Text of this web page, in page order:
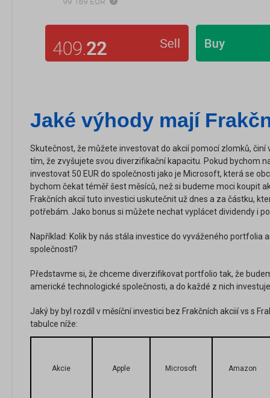
Jaké výhody mají
Skutečnost, že můžete investovat do akcií pomocí zlomků, činí
tím, že zvyšujete svou diverzifikační kapacitu. Pokud bychom
investovat 50 EUR do společnosti jako je Microsoft, která se
bychom čekat téměř šest měsíců, než si budeme moci koupit
Frakčních akcií tuto investici uskutečnit už dnes a za částku,
potřebám. Jako bonus si můžete nechat vyplácet dividendy i
Například: Kolik by nás stála investice do vyváženého portfolia
společností?
Představme si, že chceme diverzifikovat portfolio tak, že
americké technologické společnosti, a do každé z nich
Jaký by byl rozdíl v měsíční investici bez Frakčních akciií vs s
tabulce níže:
Akcie Apple Microsoft Amazon